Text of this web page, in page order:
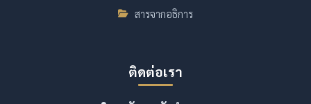
สารจากอธิการ
ติดต่อเรา